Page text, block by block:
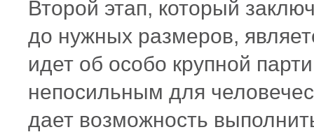
Второй этап, который
до нужных размеров,
идет об особо крупной
непосильным для
дает возможность